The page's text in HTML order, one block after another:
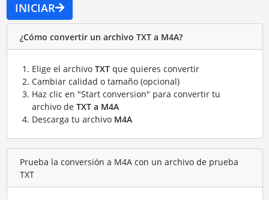
INICIAR
¿Cómo convertir un archivo TXT a M4A?
Elige el archivo TXTque quieres convertir
Cambiar calidad o tamaño (opcional)
Haz clic en "Start conversion" para convertir tu
archivo de TXT a M4A
Descarga tu archivo M4A
Prueba la conversión a M4A con un archivo de prueba
TXT